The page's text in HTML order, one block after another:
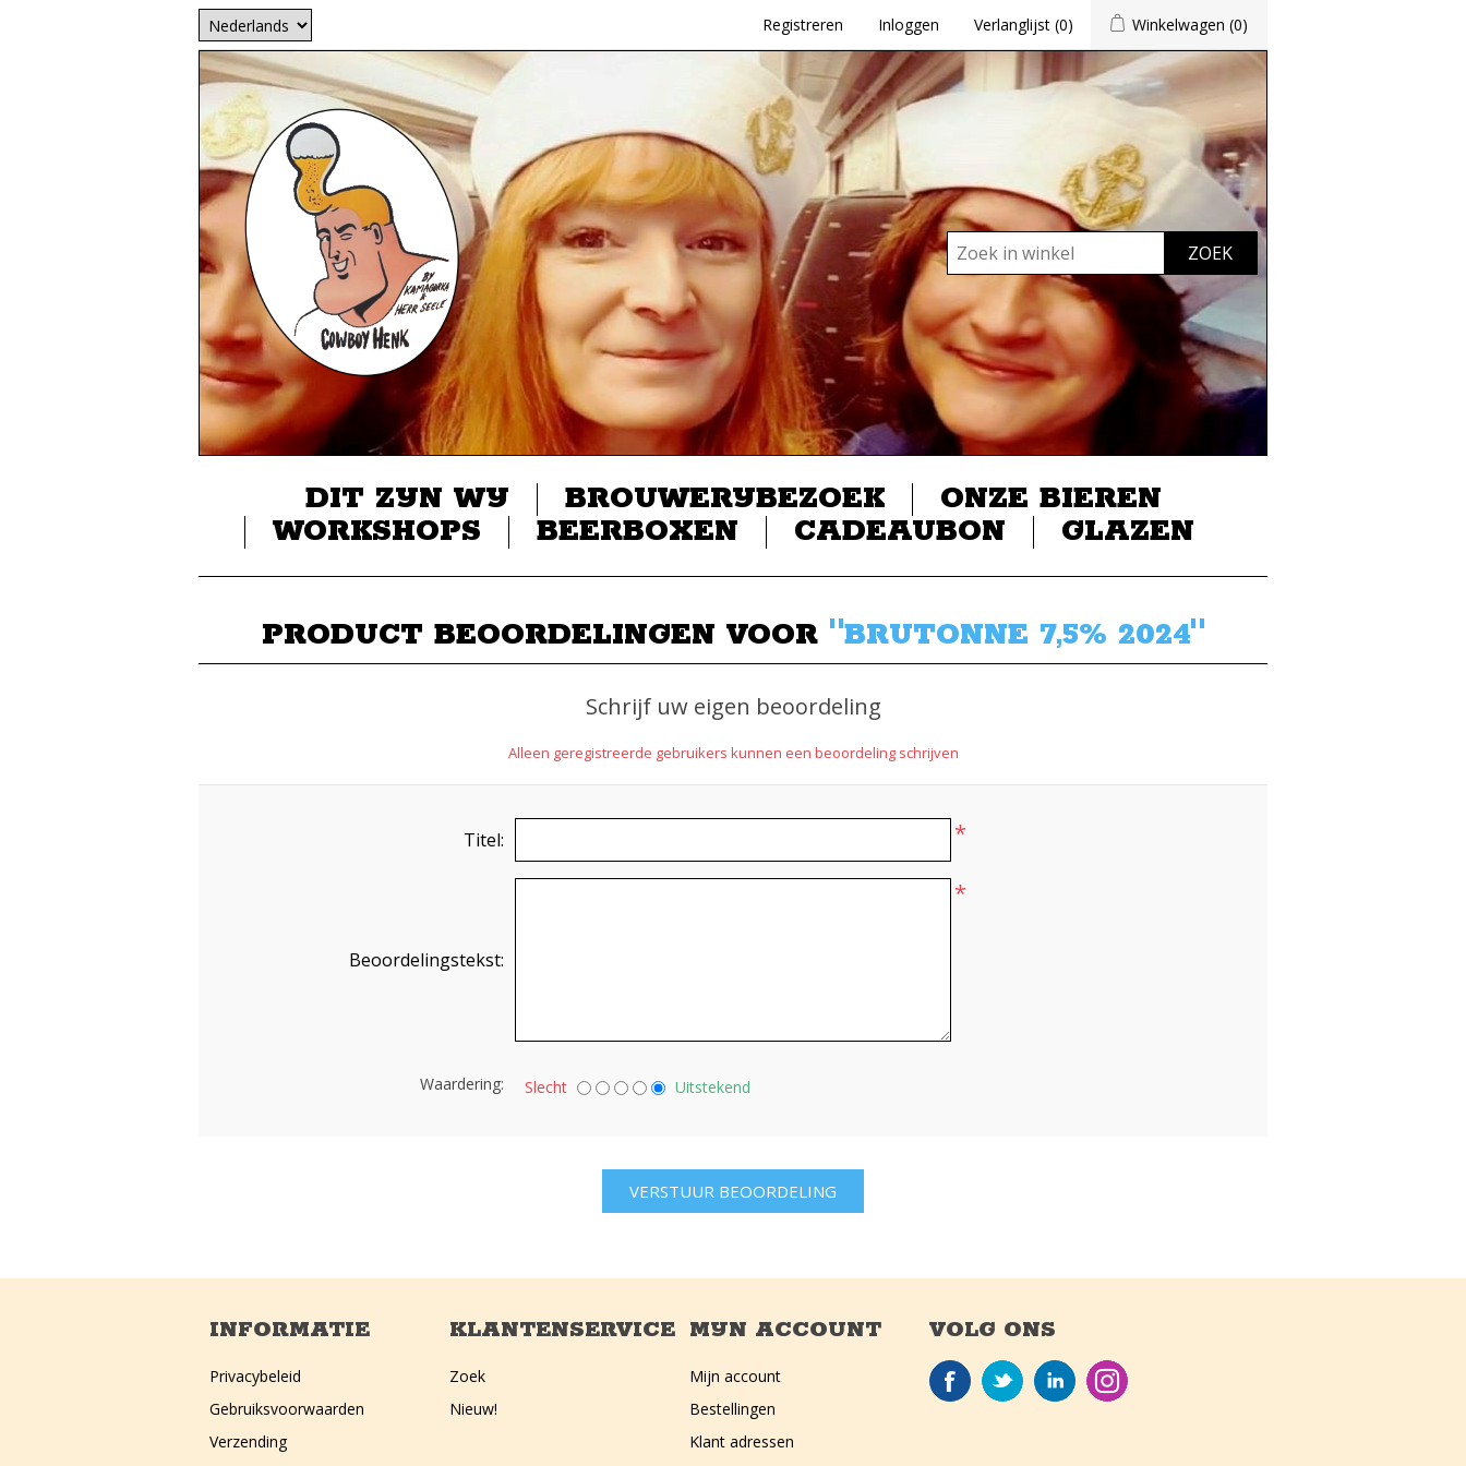
Registreren Inloggen Verlanglijst (0) Winkelwagen (0)
DIT ZIJN WIJ BROUWERIJBEZOEK
ONZE BIEREN
WORKSHOPS
BEERBOXEN CADEAUBON GLAZEN
PRODUCT BEOORDELINGEN VOOR BRUTONNE 7,5% 2024
Schrijf uw eigen beoordeling
Alleen geregistreerde gebruikers kunnen een beoordeling schrijven
Titel: *
Beoordelingstekst:
*
Waardering: Slecht Uitstekend
INFORMATIE
Privacybeleid
Gebruiksvoorwaarden
Verzending
KLANTENSERVICE
Zoek
Nieuw!
MIJN ACCOUNT
Mijn account
Bestellingen
Klant adressen
VOLG ONS